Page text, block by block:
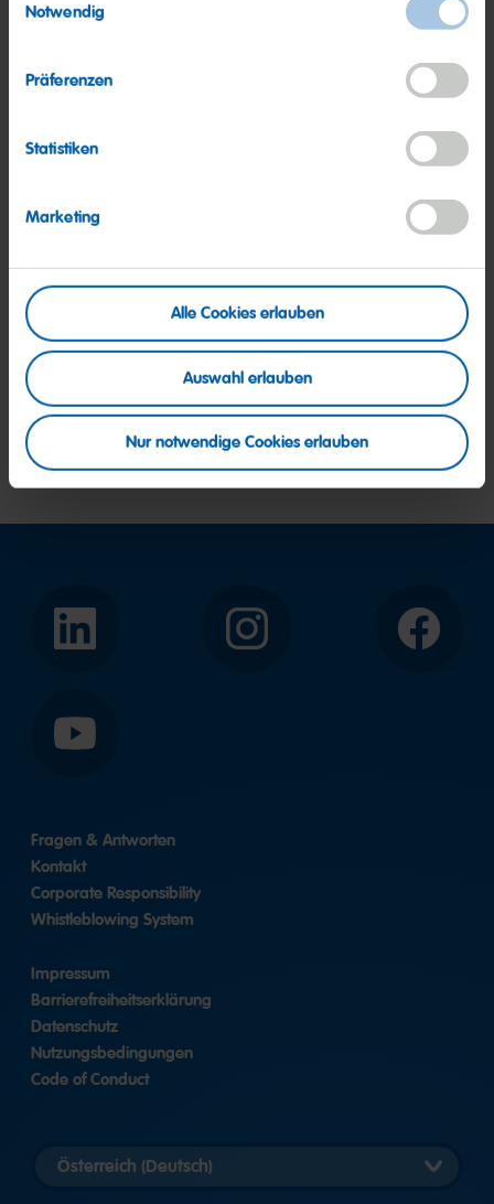
Notwendig
Präferenzen
Statistiken
Marketing
Alle Cookies erlauben
Auswahl erlauben
Nur notwendige Cookies erlauben
Nachricht
* Pflichtfelder
Absenden
Anti-Robot Verification
LinkedIn Instagram Facebook
YouTube
Fragen & Antworten
Kontakt
Corporate Responsibility
Whistleblowing System
Impressum
Barrierefreiheitserklärung
Datenschutz
Nutzungsbedingungen
Code of Conduct
Länderversion
auswählen